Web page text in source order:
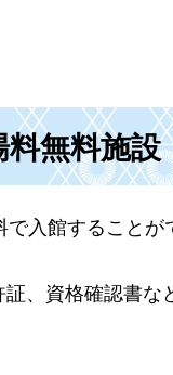
無料施設
入館することが
、資格確認書な